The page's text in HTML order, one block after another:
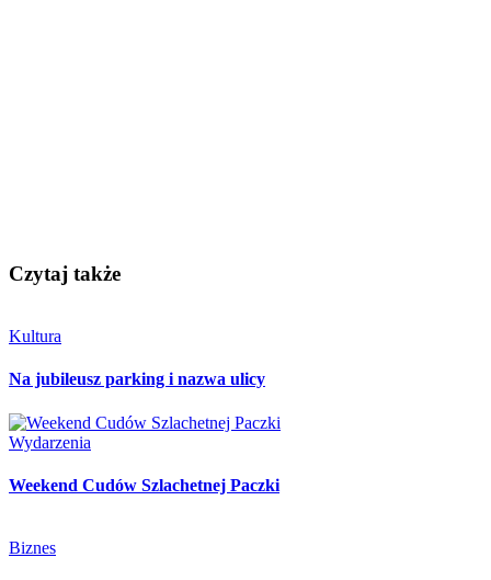
Czytaj także
Kultura
Na jubileusz parking i nazwa ulicy
Wydarzenia
Weekend Cudów Szlachetnej Paczki
Biznes